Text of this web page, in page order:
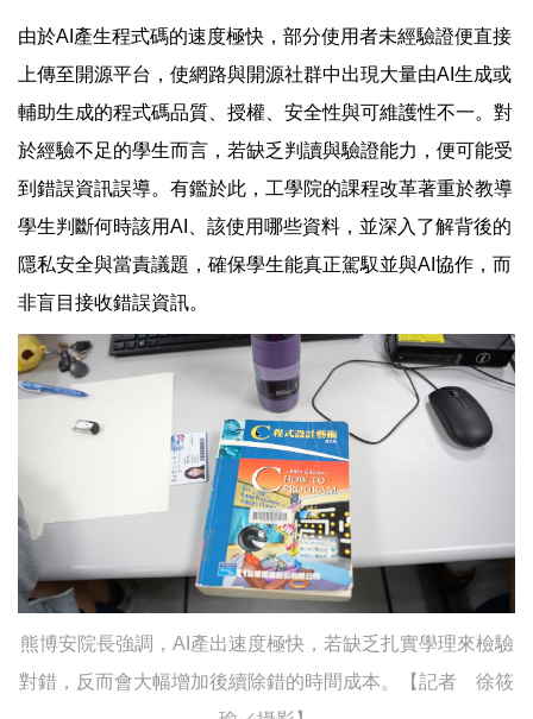
由於AI產生程式碼的速度極快，部分使用者未經驗證便直接
上傳至開源平台，使網路與開源社群中出現大量由AI生成或
輔助生成的程式碼品質、授權、安全性與可維護性不一。對
於經驗不足的學生而言，若缺乏判讀與驗證能力，便可能受
到錯誤資訊誤導。有鑑於此，工學院的課程改革著重於教導
學生判斷何時該用AI、該使用哪些資料，並深入了解背後的
隱私安全與當責議題，確保學生能真正駕馭並與AI協作，而
非盲目接收錯誤資訊。
熊博安院長強調，AI產出速度極快，若缺乏扎實學理來檢驗
對錯，反而會大幅增加後續除錯的時間成本。【記者 徐筱